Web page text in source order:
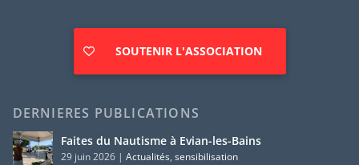
SOUTENIR L'ASSOCIATION
DERNIERES PUBLICATIONS
Faites du Nautisme à Evian-les-Bains
29 juin 2026| Actualités, sensibilisation